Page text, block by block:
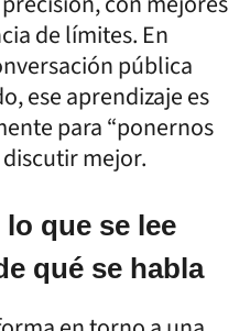
de límites. En
pública
ese aprendizaje es
para “ponernos
discutir mejor.
que se lee
qué se habla